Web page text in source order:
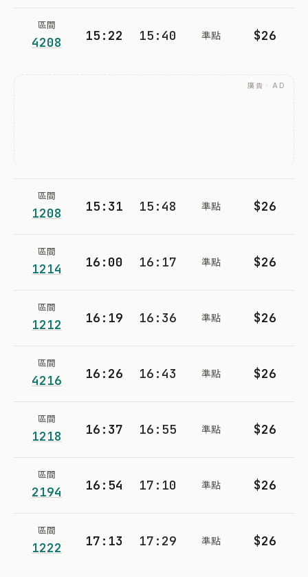
區間
4208 15:22 15:40 準點 $26
廣告 · AD
區間
1208 15:31 15:48 準點 $26
區間
1214 16:00 16:17 準點 $26
區間
1212 16:19 16:36 準點 $26
區間
4216 16:26 16:43 準點 $26
區間
1218 16:37 16:55 準點 $26
區間
2194 16:54 17:10 準點 $26
區間
1222 17:13 17:29 準點 $26